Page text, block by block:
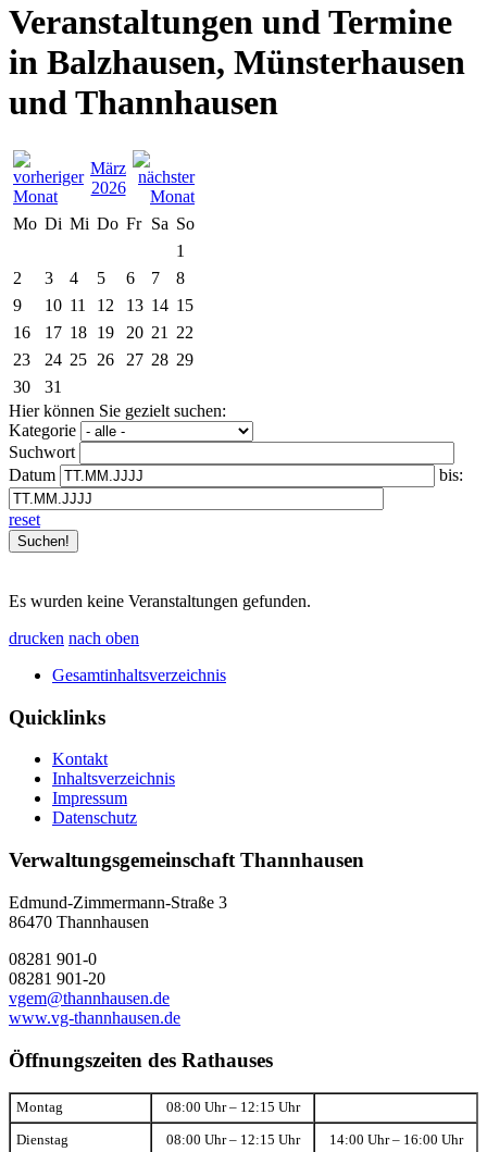
Veranstaltungen und Termine
in Balzhausen, Münsterhausen
und Thannhausen
März
2026
Mo Di Mi Do Fr Sa So
1
2
3 4 5 6 7
8
9
10 11 12 13 14 15
16
17 18 19 20 21
22
23
24 25 26 27 28 29
30
31
Hier können Sie gezielt suchen:
Kategorie
Suchwort
Datum
bis:
reset
Es wurden keine Veranstaltungen gefunden.
drucken nach oben
Gesamtinhaltsverzeichnis
Quicklinks
Kontakt
Inhaltsverzeichnis
Impressum
Datenschutz
Verwaltungsgemeinschaft Thannhausen
Edmund-Zimmermann-Straße 3
86470 Thannhausen
08281 901-0
08281 901-20
vgem@thannhausen.de
www.vg-thannhausen.de
Öffnungszeiten des Rathauses
Montag 08:00 Uhr – 12:15 Uhr
Dienstag 08:00 Uhr – 12:15 Uhr 14:00 Uhr – 16:00 Uhr